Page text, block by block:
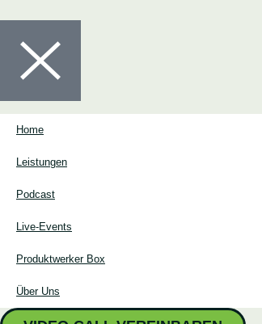
Home
Leistungen
Podcast
Live-Events
Produktwerker Box
Über Uns